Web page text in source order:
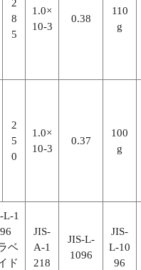
2
8
5
1.0×
10-3
0.38
110
g
2
5
0
1.0×
10-3
0.37
100
g
L-1
ベ
ド
JIS-
A-1
218
JIS-L-
1096
JIS-
L-10
96